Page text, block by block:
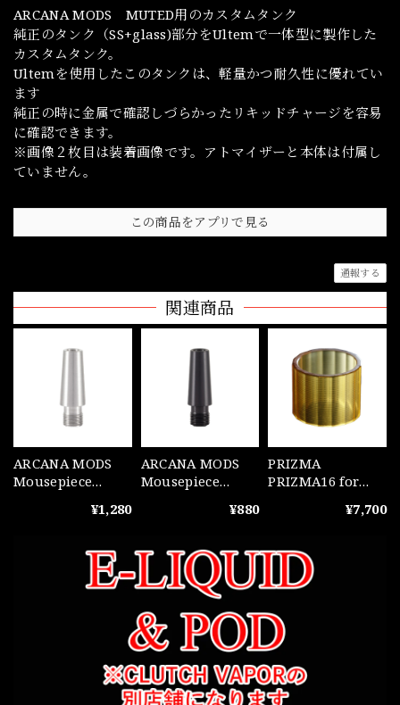
ARCANA MODS MUTED用のカスタムタンク
純正のタンク（SS+glass)部分をUltemで一体型に製作した
カスタムタンク。
Ultemを使用したこのタンクは、軽量かつ耐久性に優れてい
ます
純正の時に金属で確認しづらかったリキッドチャージを容易
に確認できます。
※画像２枚目は装着画像です。アトマイザーと本体は付属し
ていません。
この商品をアプリで見る
通報する
関連商品
ARCANA MODS
Mousepiece
¥1,280
ARCANA MODS
Mousepiece
¥880
PRIZMA
PRIZMA16 for
¥7,700